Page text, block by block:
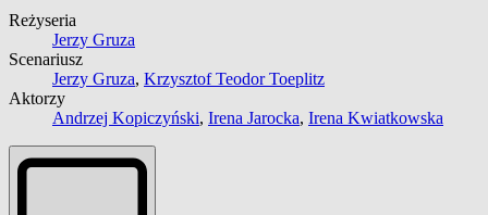
Reżyseria
Jerzy Gruza
Scenariusz
Jerzy Gruza, Krzysztof Teodor Toeplitz
Aktorzy
Andrzej Kopiczyński, Irena Jarocka, Irena Kwiatkowska